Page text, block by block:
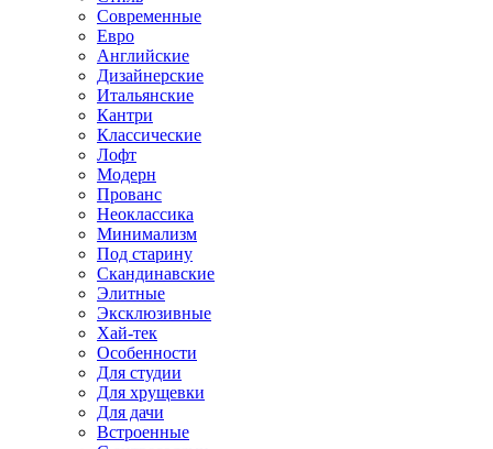
Современные
Евро
Английские
Дизайнерские
Итальянские
Кантри
Классические
Лофт
Модерн
Прованс
Неоклассика
Минимализм
Под старину
Скандинавские
Элитные
Эксклюзивные
Хай-тек
Особенности
Для студии
Для хрущевки
Для дачи
Встроенные